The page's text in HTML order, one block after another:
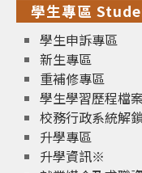
學生專區
學生申訴專區
新生專區
重補修專區
學生學習歷程檔
校務行政系統解
升學專區
升學資訊※